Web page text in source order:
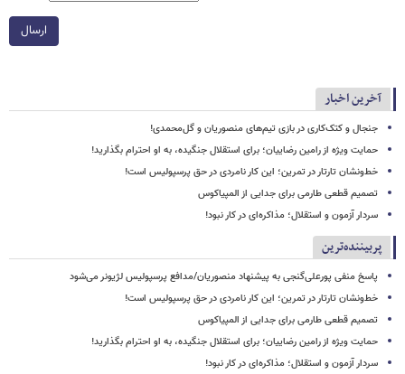
ارسال
آخرین اخبار
جنجال و کتک‌کاری در بازی تیم‌های منصوریان و گل‌محمدی!
حمایت ویژه از رامین رضاییان؛ برای استقلال جنگیده، به او احترام بگذارید!
خط‌ونشان تارتار در تمرین؛ این کار نامردی در حق پرسپولیس است!
تصمیم قطعی طارمی برای جدایی از المپیاکوس
سردار آزمون و استقلال؛ مذاکره‌ای در کار نبود!
پربیننده‌ترین
پاسخ منفی پورعلی‌گنجی به پیشنهاد منصوریان/مدافع پرسپولیس لژیونر می‌شود
خط‌ونشان تارتار در تمرین؛ این کار نامردی در حق پرسپولیس است!
تصمیم قطعی طارمی برای جدایی از المپیاکوس
حمایت ویژه از رامین رضاییان؛ برای استقلال جنگیده، به او احترام بگذارید!
سردار آزمون و استقلال؛ مذاکره‌ای در کار نبود!